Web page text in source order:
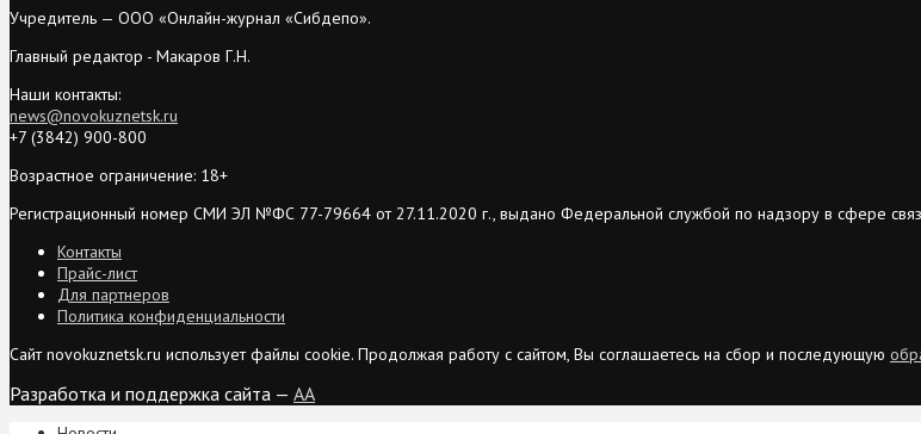
Учредитель — ООО «Онлайн-журнал «Сибдепо».
Главный редактор - Макаров Г.Н.
Наши контакты:
news@novokuznetsk.ru
+7 (3842) 900-800
Возрастное ограничение: 18+
Регистрационный номер СМИ ЭЛ №ФС 77-79664 от 27.11.2020 г., выдано Федеральной службой по надзору в сфере
Контакты
Прайс-лист
Для партнеров
Политика конфиденциальности
Сайт novokuznetsk.ru использует файлы cookie. Продолжая работу с сайтом, Вы соглашаетесь на сбор и последующую
Разработка и поддержка сайта — AA